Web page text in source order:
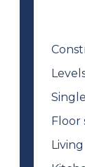
Floor